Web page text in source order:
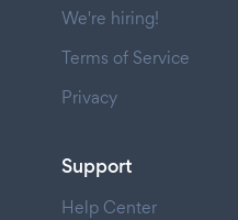
We're hiring!
Terms of Service
Privacy
Support
Help Center